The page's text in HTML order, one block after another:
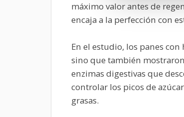
máximo valor antes de
encaja a la perfección con
En el estudio, los panes
sino que también
enzimas digestivas que
controlar los picos de
grasas.